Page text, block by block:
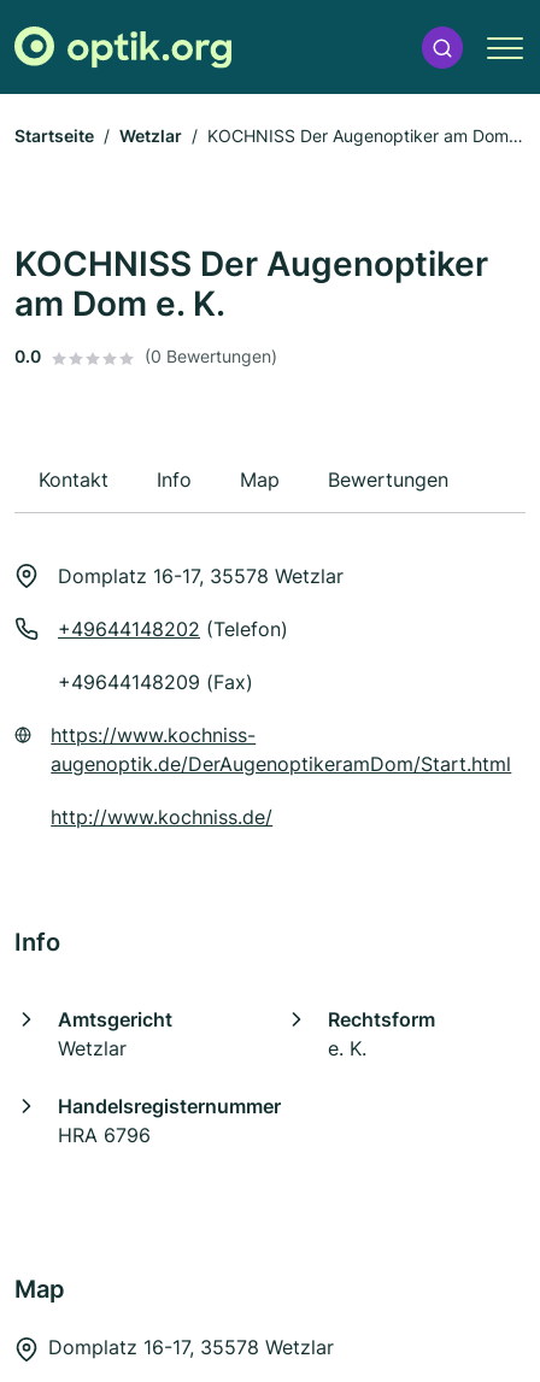
Startseite Wetzlar
KOCHNISS Der Augenoptiker am Dom
KOCHNISS Der Augenoptiker
am Dom e. K.
0.0 (0 Bewertungen)
Kontakt Info Map Bewertungen
Domplatz 16-17, 35578 Wetzlar
+49644148202 (Telefon)
+49644148209 (Fax)
https://www.kochniss-
augenoptik.de/DerAugenoptikeramDom/Start.html
http://www.kochniss.de/
Info
Amtsgericht
Wetzlar
Rechtsform
e. K.
Handelsregisternummer
HRA 6796
Map
Domplatz 16-17, 35578 Wetzlar